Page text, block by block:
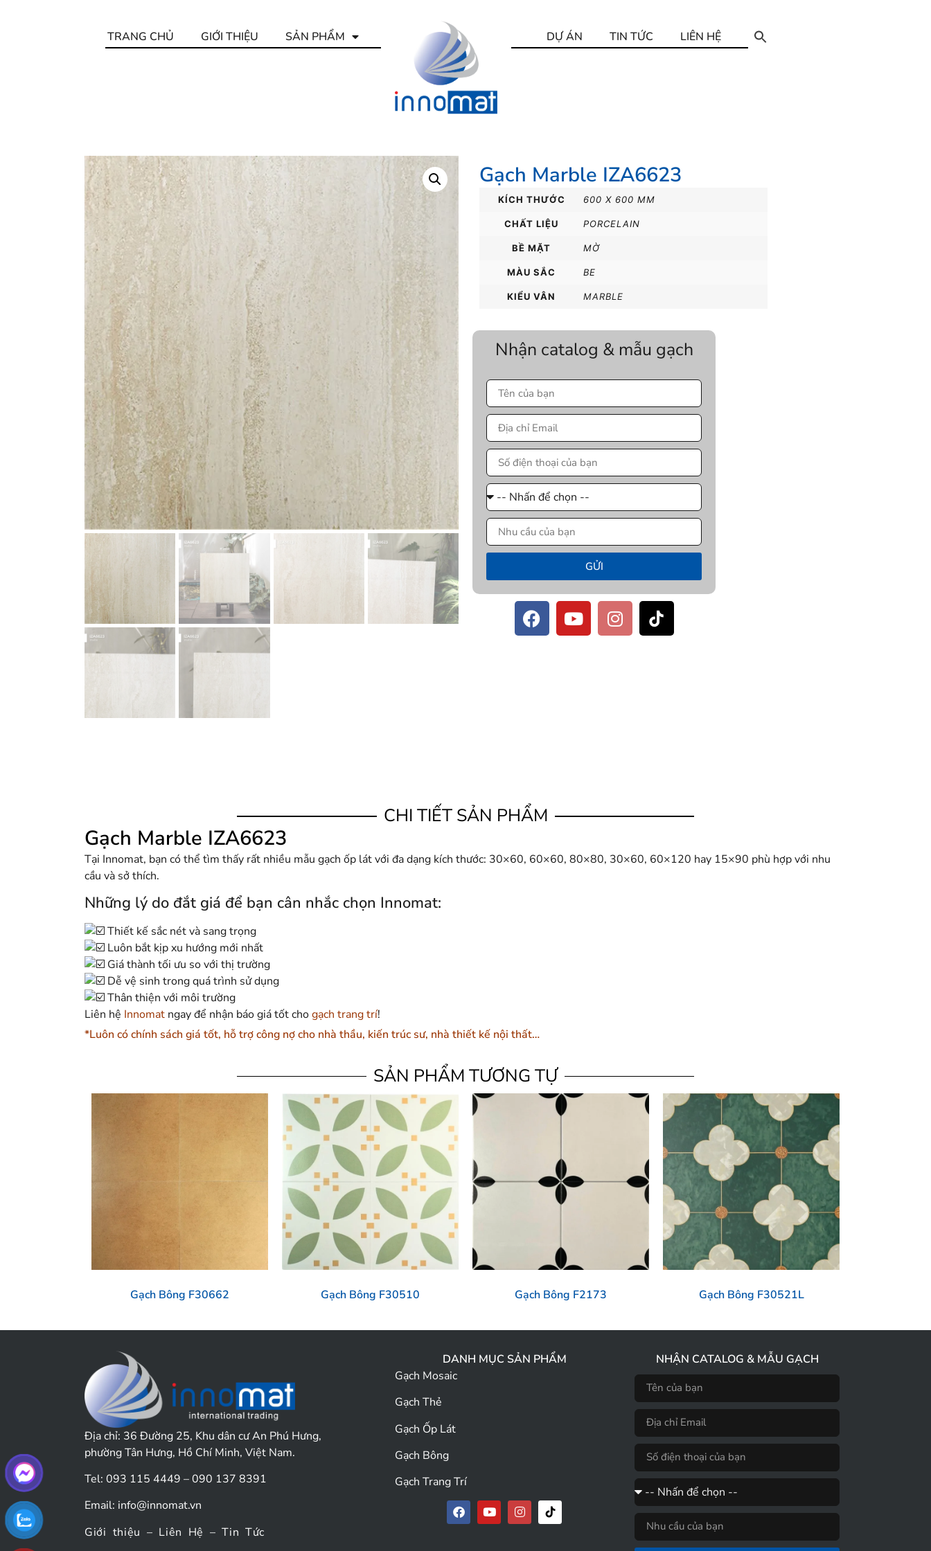
TRANG CHỦ GIỚI THIỆU SẢN PHẨM DỰ ÁN TIN TỨC LIÊN HỆ
Gạch Marble IZA6623
KÍCH THƯỚC 600 X 600 MM
CHẤT LIỆU PORCELAIN
BỀ MẶT MỜ
MÀU SẮC BE
KIỂU VÂN MARBLE
Nhận catalog & mẫu gạch
GỬI
CHI TIẾT SẢN PHẨM
Gạch Marble IZA6623
Tại Innomat, bạn có thể tìm thấy rất nhiều mẫu gạch ốp lát với đa dạng kích thước: 30×60, 60×60, 80×80, 30×60, 60×120 hay 15×90 phù hợp với nhu
cầu và sở thích.
Những lý do đắt giá để bạn cân nhắc chọn Innomat:
Thiết kế sắc nét và sang trọng
Luôn bắt kịp xu hướng mới nhất
Giá thành tối ưu so với thị trường
Dễ vệ sinh trong quá trình sử dụng
Thân thiện với môi trường
Liên hệ Innomat ngay để nhận báo giá tốt chogạch trang trí!
*Luôn có chính sách giá tốt, hỗ trợ công nợ cho nhà thầu, kiến trúc sư, nhà thiết kế nội thất…
SẢN PHẨM TƯƠNG TỰ
Gạch Bông F30662 Gạch Bông F30510 Gạch Bông F2173 Gạch Bông F30521L
Địa chỉ: 36 Đường 25, Khu dân cư An Phú Hưng,
phường Tân Hưng, Hồ Chí Minh, Việt Nam.
Tel: 093 115 4449 – 090 137 8391
Email: info@innomat.vn
Giới thiệu – Liên Hệ –Tin Tức
DANH MỤC SẢN PHẨM
Gạch Mosaic
Gạch Thẻ
Gạch Ốp Lát
Gạch Bông
Gạch Trang Trí
NHẬN CATALOG & MẪU GẠCH